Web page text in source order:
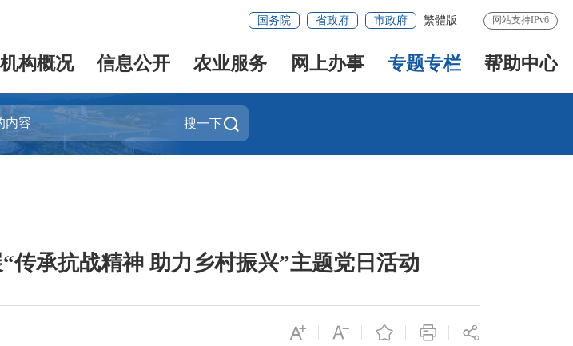
国务院 省政府 市政府 繁體版 网站支持IPv6
机构概况 信息公开 农业服务 网上办事 专题专栏 帮助中心
搜一下
传承抗战精神 助力乡村振兴”主题党日活动